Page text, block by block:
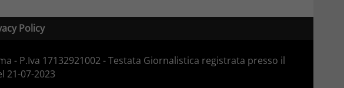
Policy
- P.Iva 17132921002 - Testata Giornalistica registrata presso il
21-07-2023